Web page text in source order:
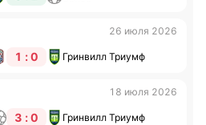
26 июля 2026
1 : 0 Гринвилл Триумф
18 июля 2026
3 : 0 Гринвилл Триумф